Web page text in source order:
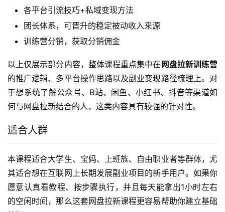
各平台引流技巧+私域变现方法
团长体系，可晋升的稳定被动收入来源
训练营分销，获取分销佣金
以上仅展示部分内容，整体课程重点集中在网盘拉新训练营
的推广逻辑、多平台操作思路以及副业变现路径梳理上。对
于想系统了解公众号、B站、闲鱼、小红书、抖音等渠道如
何与网盘拉新结合的人，这类内容具有较强的针对性。
适合人群
本课程适合大学生、宝妈、上班族、自由职业者等群体，尤
其适合想在互联网上长期发展副业项目的新手用户。如果你
愿意认真看教程、按步骤执行，并且每天能拿出1小时左右
的空闲时间，那么这套网盘拉新课程更容易帮助你建立基础